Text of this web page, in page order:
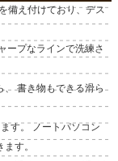
備え付けており、デス
ープなラインで洗練さ
書き物もできる滑ら
す。 ノートパソコン
す。